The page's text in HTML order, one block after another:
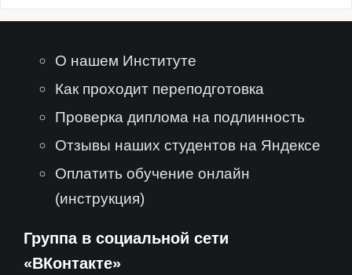
О нашем Институте
Как проходит переподготовка
Проверка диплома на подлинность
Отзывы наших студентов на Яндексе
Оплатить обучение онлайн
(инструкция)
Группа в социальной сети
«ВКонтакте»